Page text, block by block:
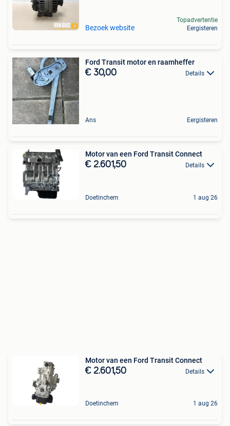
Bezoek website
Topadvertentie
Eergisteren
Ford Transit motor en raamheffer
€ 30,00 Details
Ans Eergisteren
Motor van een Ford Transit Connect
€ 2.601,50 Details
Doetinchem 1 aug 26
Motor van een Ford Transit Connect
€ 2.601,50 Details
Doetinchem 1 aug 26